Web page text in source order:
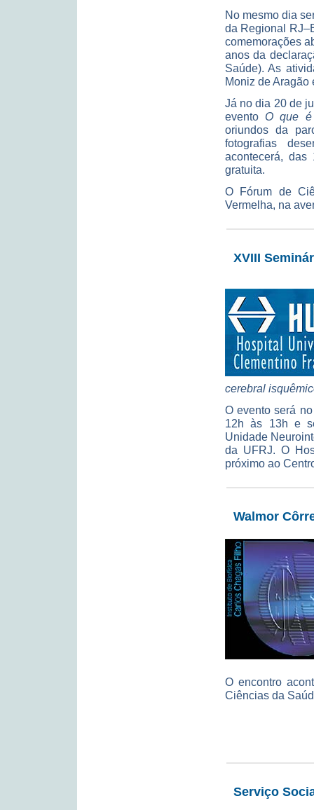
No mesmo dia
da Regional
comemorações
anos da
Saúde). As
Moniz de Aragão
Já no dia 20 de
evento O que é
oriundos da
fotografias
acontecerá,
gratuita.
O Fórum de
Vermelha, na
XVIII
cerebral
O evento será
12h às 13h e
Unidade
da UFRJ. O
próximo ao
Walmor
O encontro
Ciências da
Serviço